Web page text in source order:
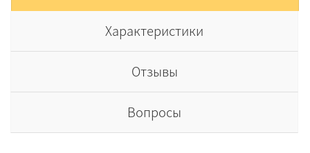
Характеристики
Отзывы
Вопросы